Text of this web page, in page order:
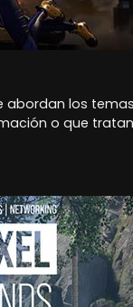
abordan los
o que